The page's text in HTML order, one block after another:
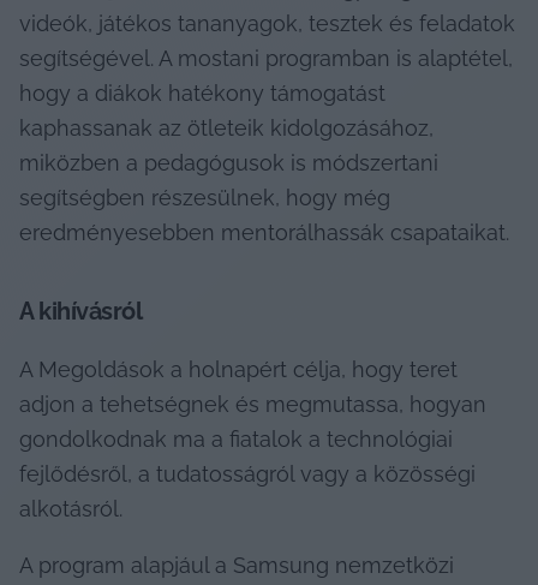
videók, játékos tananyagok, tesztek és feladatok
segítségével. A mostani programban is alaptétel,
hogy a diákok hatékony támogatást
kaphassanak az ötleteik kidolgozásához,
miközben a pedagógusok is módszertani
segítségben részesülnek, hogy még
eredményesebben mentorálhassák csapataikat.
A kihívásról
A Megoldások a holnapért célja, hogy teret
adjon a tehetségnek és megmutassa, hogyan
gondolkodnak ma a fiatalok a technológiai
fejlődésről, a tudatosságról vagy a közösségi
alkotásról.
A program alapjául a Samsung nemzetközi